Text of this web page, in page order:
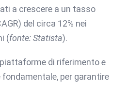
a crescere a un tasso
del circa 12% nei
(fonte: Statista).
di riferimento e
per garantire